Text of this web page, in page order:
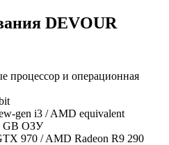
DEVOUR
процессор и операционная
gen i3 / AMD equivalent
GB ОЗУ
970 / AMD Radeon R9 290